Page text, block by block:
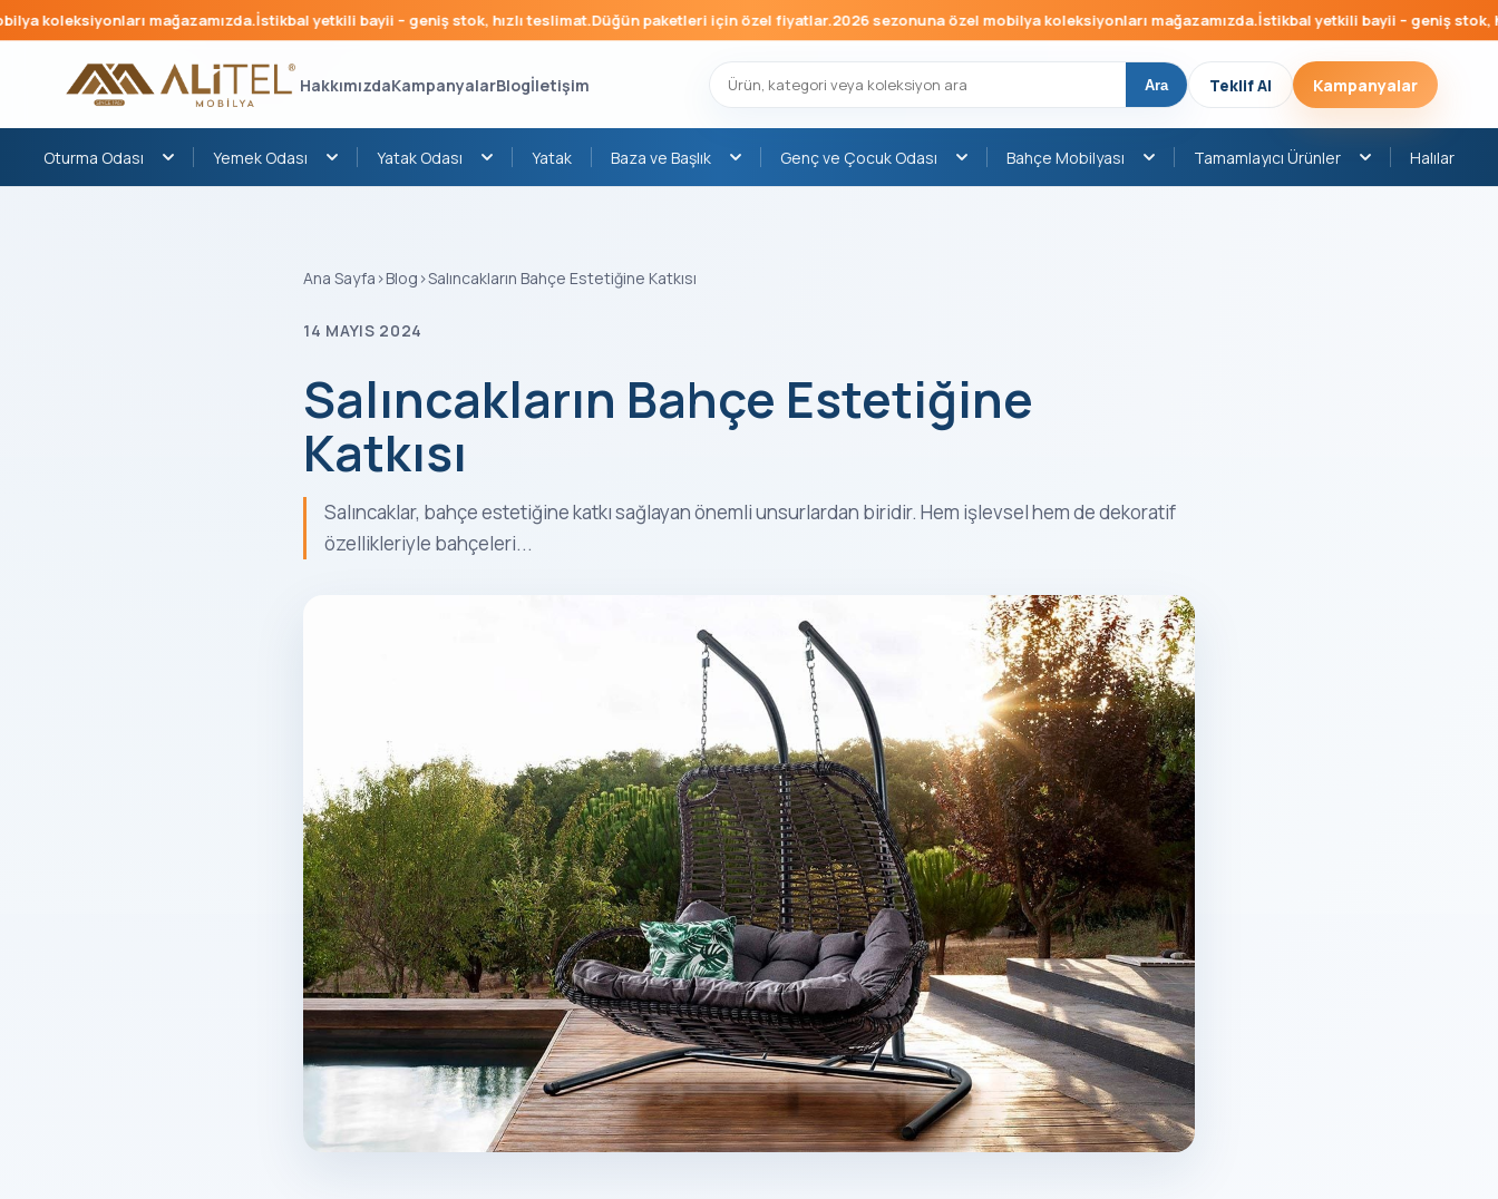
mağazamızda.İstikbal yetkili bayii – geniş stok, hızlı teslimat.Düğün paketleri için özel fiyatlar. 2026 sezonuna özel mobilya koleksiyonları mağazamızda.İstikbal yetkili bayii – geniş stok, hızlı
HakkımızdaKampanyalarBlogİletişim Ara Teklif Al Kampanyalar
Oturma Odası Yemek Odası Yatak Odası Yatak Baza ve Başlık Genç ve Çocuk Odası Bahçe Mobilyası Tamamlayıcı Ürünler Halılar
Ana Sayfa ›Blog ›Salıncakların Bahçe Estetiğine Katkısı
14 MAYIS 2024
Salıncakların Bahçe Estetiğine
Katkısı
Salıncaklar, bahçe estetiğine katkı sağlayan önemli unsurlardan biridir. Hem işlevsel hem de dekoratif
özellikleriyle bahçeleri...